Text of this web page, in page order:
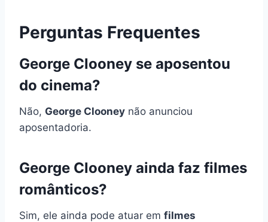
Perguntas Frequentes
George Clooney se aposentou
do cinema?
Não, George Clooney não anunciou
aposentadoria.
George Clooney ainda faz filmes
românticos?
Sim, ele ainda pode atuar em filmes